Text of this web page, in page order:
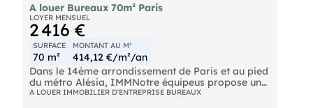
A louer Bureaux 70m² Paris
LOYER MENSUEL
2 416 €
SURFACE
70 m²
MONTANT AU M²
414,12 €/m²/an
Dans le 14ème arrondissement de Paris et au pied
du métro Alésia, IMMNotre équipeus propose une
surface de bureaux d'environ 70 m² à la location.
A LOUER IMMOBILIER D'ENTREPRISE BUREAUX